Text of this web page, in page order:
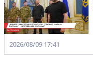
2026/08/09 17:41